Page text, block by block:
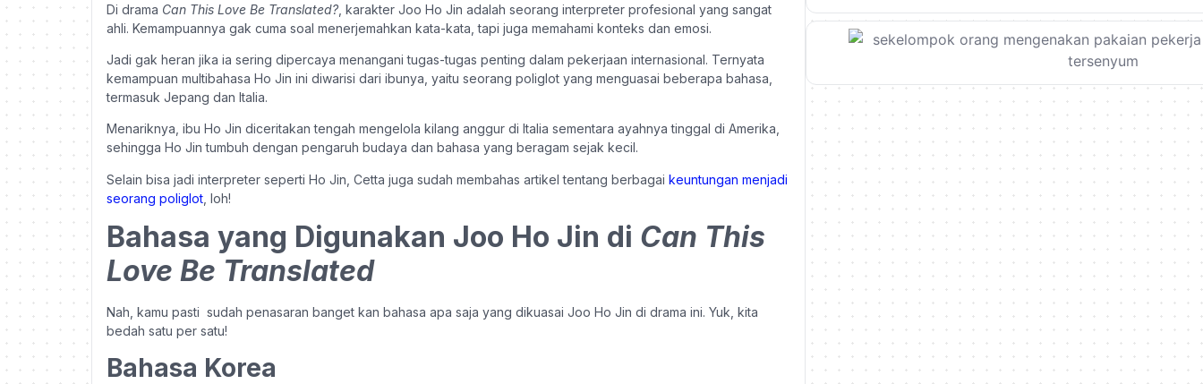
Di drama Can This Love Be Translated? , karakter Joo Ho Jin adalah seorang interpreter profesional yang sangat
ahli. Kemampuannya gak cuma soal menerjemahkan kata-kata, tapi juga memahami konteks dan emosi.
Jadi gak heran jika ia sering dipercaya menangani tugas-tugas penting dalam pekerjaan internasional. Ternyata
kemampuan multibahasa Ho Jin ini diwarisi dari ibunya, yaitu seorang poliglot yang menguasai beberapa bahasa,
termasuk Jepang dan Italia.
Menariknya, ibu Ho Jin diceritakan tengah mengelola kilang anggur di Italia sementara ayahnya tinggal di Amerika,
sehingga Ho Jin tumbuh dengan pengaruh budaya dan bahasa yang beragam sejak kecil.
Selain bisa jadi interpreter seperti Ho Jin, Cetta juga sudah membahas artikel tentang berbagai keuntungan menjadi
seorang poliglot , loh!
Bahasa yang Digunakan Joo Ho Jin di Can This
Love Be Translated
Nah, kamu pasti sudah penasaran banget kan bahasa apa saja yang dikuasai Joo Ho Jin di drama ini. Yuk, kita
bedah satu per satu!
Bahasa Korea